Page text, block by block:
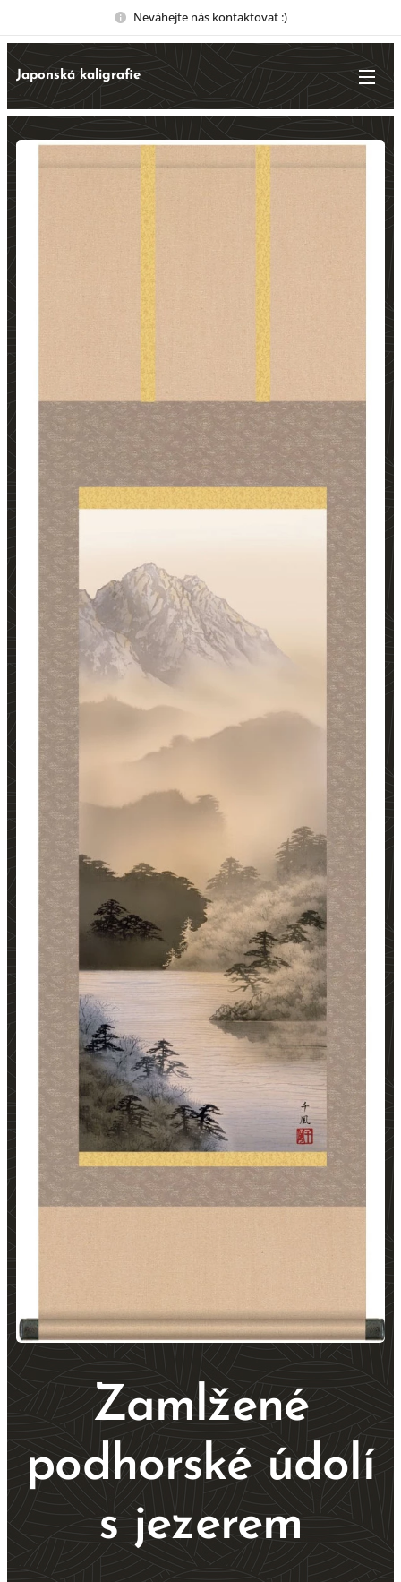
Neváhejte nás kontaktovat :)
Japonská kaligrafie
Zamlžené
podhorské údolí
s jezerem